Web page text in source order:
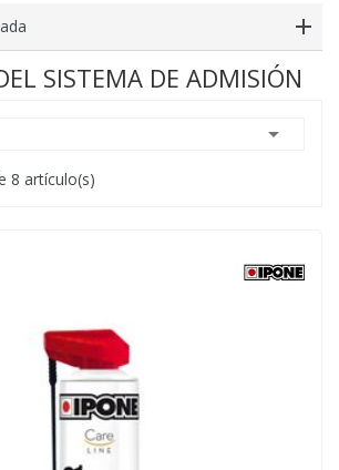
SISTEMA DE ADMISIÓN

8 artículo(s)